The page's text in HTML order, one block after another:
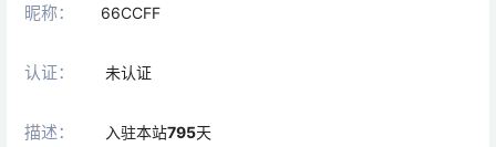
昵称： 66CCFF
认证： 未认证
描述： 入驻本站795天